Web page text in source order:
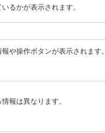
るかが表示されます。
や操作ボタンが表示されます。
報は異なります。